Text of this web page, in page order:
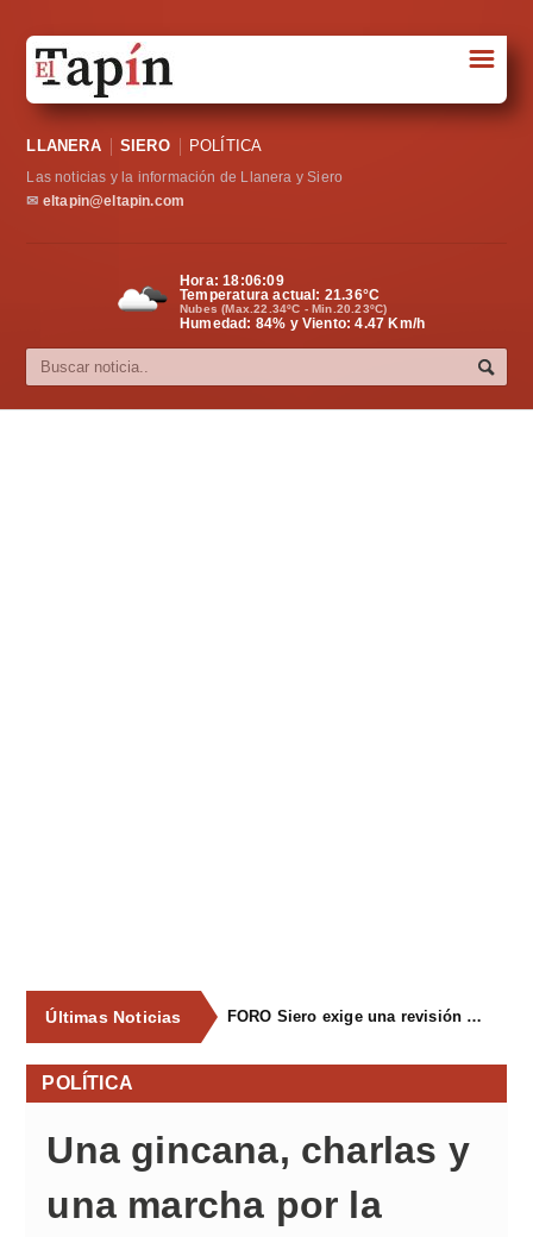
Sociedad
Política
Cultura
☰
LLANERA SIERO POLÍTICA
Las noticias y la información de Llanera y Siero
✉ eltapin@eltapin.com
Hora:18:06:10
Temperatura actual: 21.36°C
Nubes (Max.22.34ºC - Min.20.23ºC)
Humedad: 84% y Viento: 4.47 Km/h
Últimas Noticias FORO Siero exige una revisión integral del servicio de recogida de residuos para acabar con los contenedores desbordados y la imagen de abandono del concejo
POLÍTICA
Una gincana, charlas y
una marcha por la